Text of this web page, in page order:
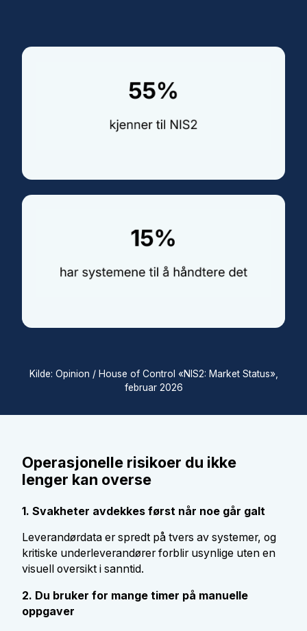
Kilde: Opinion / House of Control «NIS2: Market Status»,
februar 2026
Operasjonelle risikoer du ikke
lenger kan overse
1. Svakheter avdekkes først når noe går galt
Leverandørdata er spredt på tvers av systemer, og
kritiske underleverandører forblir usynlige uten en
visuell oversikt i sanntid.
2. Du bruker for mange timer på manuelle
oppgaver